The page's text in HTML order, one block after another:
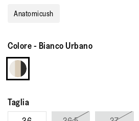
Anatomicush
Colore- Bianco Urbano
Taglia